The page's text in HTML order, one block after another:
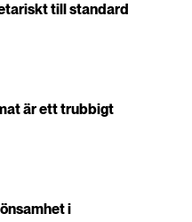
till standard
är ett trubbigt
i